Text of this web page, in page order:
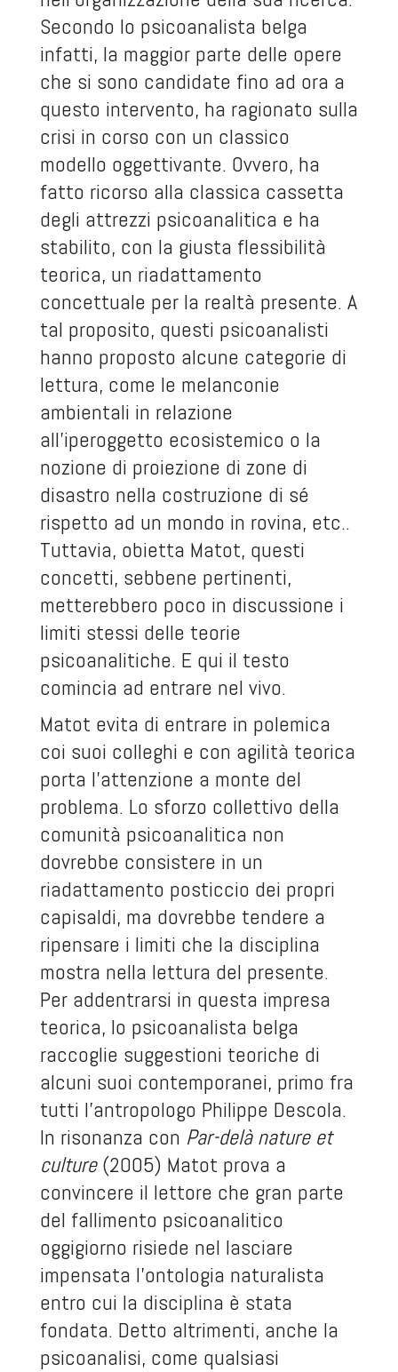
Secondo lo psicoanalista belga
infatti, la maggior parte delle opere
che si sono candidate fino ad ora a
questo intervento, ha ragionato sulla
crisi in corso con un classico
modello oggettivante. Ovvero, ha
fatto ricorso alla classica cassetta
degli attrezzi psicoanalitica e ha
stabilito, con la giusta flessibilità
teorica, un riadattamento
concettuale per la realtà presente. A
tal proposito, questi psicoanalisti
hanno proposto alcune categorie di
lettura, come le melanconie
ambientali in relazione
all’iperoggetto ecosistemico o la
nozione di proiezione di zone di
disastro nella costruzione di sé
rispetto ad un mondo in rovina, etc..
Tuttavia, obietta Matot, questi
concetti, sebbene pertinenti,
metterebbero poco in discussione i
limiti stessi delle teorie
psicoanalitiche. E qui il testo
comincia ad entrare nel vivo.
Matot evita di entrare in polemica
coi suoi colleghi e con agilità teorica
porta l’attenzione a monte del
problema. Lo sforzo collettivo della
comunità psicoanalitica non
dovrebbe consistere in un
riadattamento posticcio dei propri
capisaldi, ma dovrebbe tendere a
ripensare i limiti che la disciplina
mostra nella lettura del presente.
Per addentrarsi in questa impresa
teorica, lo psicoanalista belga
raccoglie suggestioni teoriche di
alcuni suoi contemporanei, primo fra
tutti l’antropologo Philippe Descola.
In risonanza con Par-delà nature et
culture(2005) Matot prova a
convincere il lettore che gran parte
del fallimento psicoanalitico
oggigiorno risiede nel lasciare
impensata l’ontologia naturalista
entro cui la disciplina è stata
fondata. Detto altrimenti, anche la
psicoanalisi, come qualsiasi